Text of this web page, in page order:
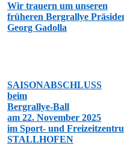
Wir trauern um unseren
früheren Bergrallye
Georg Gadolla
SAISONABSCHLUSS
beim
Bergrallye-Ball
am 22. November 2025
im Sport- und
STALLHOFEN